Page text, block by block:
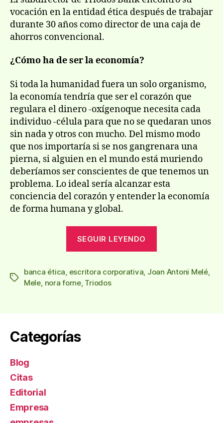
vocación en la entidad ética después de trabajar
durante 30 años como director de una caja de
ahorros convencional.
¿Cómo ha de ser la economía?
Si toda la humanidad fuera un solo organismo,
la economía tendría que ser el corazón que
regulara el dinero -oxígenoque necesita cada
individuo -célula para que no se quedaran unos
sin nada y otros con mucho. Del mismo modo
que nos importaría si se nos gangrenara una
pierna, si alguien en el mundo está muriendo
deberíamos ser conscientes de que tenemos un
problema. Lo ideal sería alcanzar esta
conciencia del corazón y entender la economía
de forma humana y global.
SEGUIR LEYENDO
actuar
Etiquetas
banca ética, escritora corporativa, Joan Antoni Melé,
Mele, nora forne, Triodos
Categorías
Blog
Citas
Editorial
Empresa